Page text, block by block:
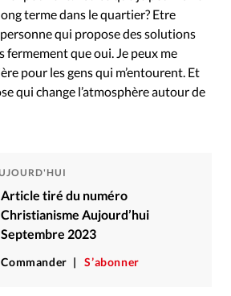
terme dans le quartier? Etre
qui propose des solutions
fermement que oui. Je peux me
pour les gens qui m’entourent. Et
qui change l’atmosphère autour de
Article tiré du numéro
Christianisme Aujourd’hui
Septembre 2023
Commander S’abonner